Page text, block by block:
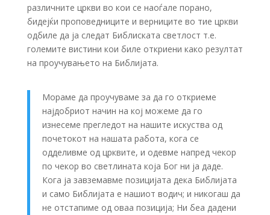
различните цркви во кои се наоѓале порано,
бидејќи проповедниците и верниците во тие цркви
одбиле да ја следат Библиската светлост т.е.
големите вистини кои биле откриени како резултат
на проучувањето на Библијата.
Мораме да проучуваме за да го откриеме
најдобриот начин на кој можеме да го
изнесеме прегледот на нашите искуства од
почетокот на нашата работа, кога се
одделивме од црквите, и одевме напред чекор
по чекор во светлината која Бог ни ја даде.
Кога ја завземавме позицијата дека Библијата
и само Библијата е нашиот водич; и никогаш да
не отстапиме од оваа позиција; Ни беа дадени